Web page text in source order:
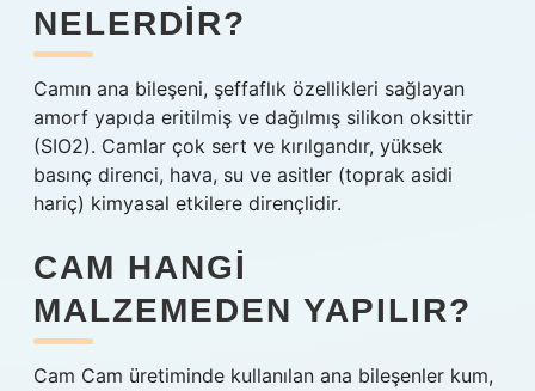
NELERDIR?
Camın ana bileşeni, şeffaflık özellikleri sağlayan
amorf yapıda eritilmiş ve dağılmış silikon oksittir
(SIO2). Camlar çok sert ve kırılgandır, yüksek
basınç direnci, hava, su ve asitler (toprak asidi
hariç) kimyasal etkilere dirençlidir.
CAM HANGI
MALZEMEDEN YAPILIR?
Cam Cam üretiminde kullanılan ana bileşenler kum,